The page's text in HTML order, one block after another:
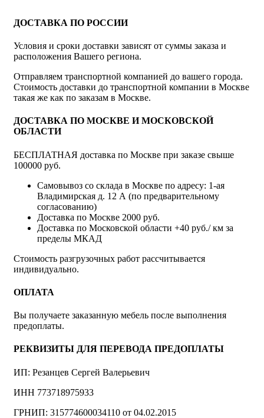
ДОСТАВКА ПО РОССИИ
Условия и сроки доставки зависят от суммы заказа и
расположения Вашего региона.
Отправляем транспортной компанией до вашего города.
Стоимость доставки до транспортной компании в Москве
такая же как по заказам в Москве.
ДОСТАВКА ПО МОСКВЕ И МОСКОВСКОЙ
ОБЛАСТИ
БЕСПЛАТНАЯ доставка по Москве при заказе свыше
100000 руб.
Самовывоз со склада в Москве по адресу: 1-ая
Владимирская д. 12 А (по предварительному
согласованию)
Доставка по Москве 2000 руб.
Доставка по Московской области +40 руб./ км за
пределы МКАД
Стоимость разгрузочных работ рассчитывается
индивидуально.
ОПЛАТА
Вы получаете заказанную мебель после выполнения
предоплаты.
РЕКВИЗИТЫ ДЛЯ ПЕРЕВОДА ПРЕДОПЛАТЫ
ИП: Резанцев Сергей Валерьевич
ИНН 773718975933
ГРНИП: 315774600034110 от 04.02.2015